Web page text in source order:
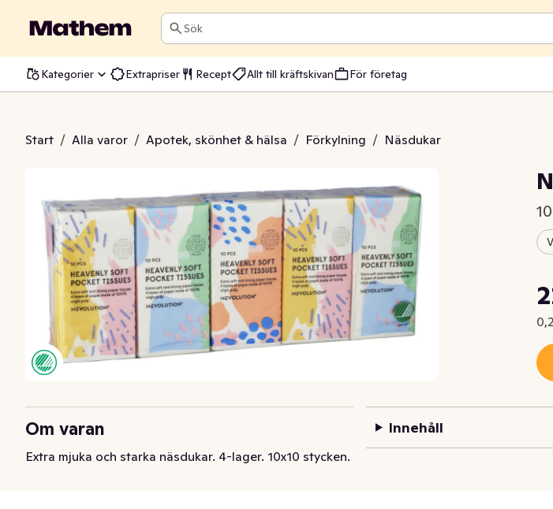
Sök
Kategorier Extrapriser Recept Allt till kräftskivan För företag
Start / Alla varor / Apotek, skönhet & hälsa / Förkylning / Näsdukar
Om varan
Extra mjuka och starka näsdukar. 4-lager. 10x10 stycken.
Innehåll